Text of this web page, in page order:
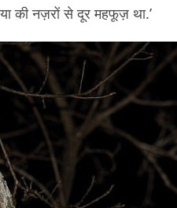
की नज़रों से दूर महफूज़ था.’